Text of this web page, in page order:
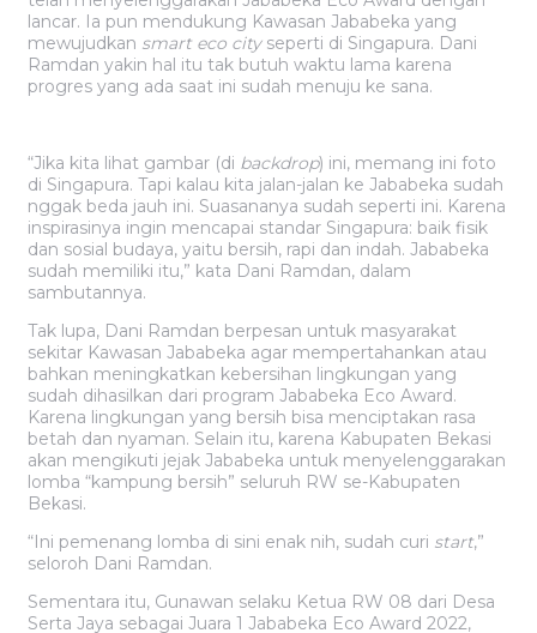
lancar. Ia pun mendukung Kawasan Jababeka yang
mewujudkan smart eco cityseperti di Singapura. Dani
Ramdan yakin hal itu tak butuh waktu lama karena
progres yang ada saat ini sudah menuju ke sana.
“Jika kita lihat gambar (di backdrop) ini, memang ini foto
di Singapura. Tapi kalau kita jalan-jalan ke Jababeka sudah
nggak beda jauh ini. Suasananya sudah seperti ini. Karena
inspirasinya ingin mencapai standar Singapura: baik fisik
dan sosial budaya, yaitu bersih, rapi dan indah. Jababeka
sudah memiliki itu,” kata Dani Ramdan, dalam
sambutannya.
Tak lupa, Dani Ramdan berpesan untuk masyarakat
sekitar Kawasan Jababeka agar mempertahankan atau
bahkan meningkatkan kebersihan lingkungan yang
sudah dihasilkan dari program Jababeka Eco Award.
Karena lingkungan yang bersih bisa menciptakan rasa
betah dan nyaman. Selain itu, karena Kabupaten Bekasi
akan mengikuti jejak Jababeka untuk menyelenggarakan
lomba “kampung bersih” seluruh RW se-Kabupaten
Bekasi.
“Ini pemenang lomba di sini enak nih, sudah curi start,”
seloroh Dani Ramdan.
Sementara itu, Gunawan selaku Ketua RW 08 dari Desa
Serta Jaya sebagai Juara 1 Jababeka Eco Award 2022,